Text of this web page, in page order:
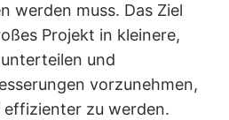
werden muss. Das Ziel
Projekt in kleinere,
und
vorzunehmen,
zu werden.